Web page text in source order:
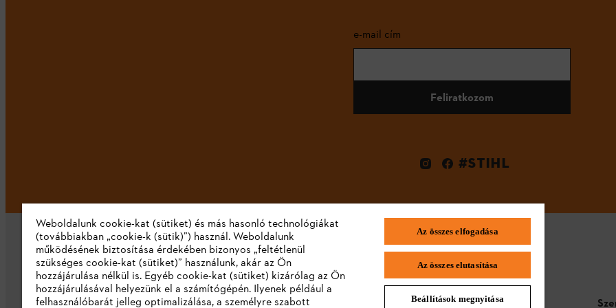
e-mail cím
Feliratkozom
#STIHL
Vállalat STIHL GYIK
Weboldalunk cookie-kat (sütiket) és más hasonló technológiákat
(továbbiakban „cookie-k (sütik)”) használ. Weboldalunk
működésének biztosítása érdekében bizonyos „feltétlenül
szükséges cookie-kat (sütiket)” használunk, akár az Ön
hozzájárulása nélkül is. Egyéb cookie-kat (sütiket) kizárólag az Ön
hozzájárulásával helyezünk el a számítógépén. Ilyenek például a
felhasználóbarát jelleg optimalizálása, a személyre szabott
Az összes elfogadása
Az összes elutasítása
Beállítások megnyitása